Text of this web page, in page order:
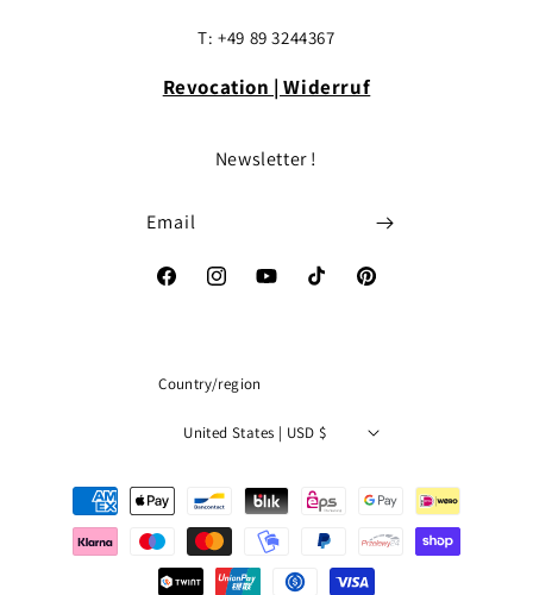
T: +49 89 3244367
Revocation | Widerruf
Newsletter !
Email
FacebookInstagramYouTubeTikTok Pinterest
Country/region
United States | USD $
Payment
methods